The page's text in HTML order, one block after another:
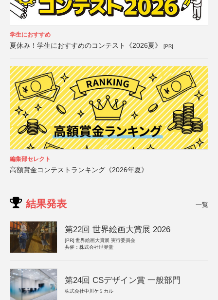
学生におすすめ
夏休み！学生におすすめのコンテスト《2026夏》 [PR]
編集部セレクト
高額賞金コンテストランキング《2026年夏》
結果発表 一覧
第22回 世界絵画大賞展 2026
[PR] 世界絵画大賞展 実行委員会
共催：株式会社世界堂
第24回 CSデザイン賞 一般部門
株式会社中川ケミカル